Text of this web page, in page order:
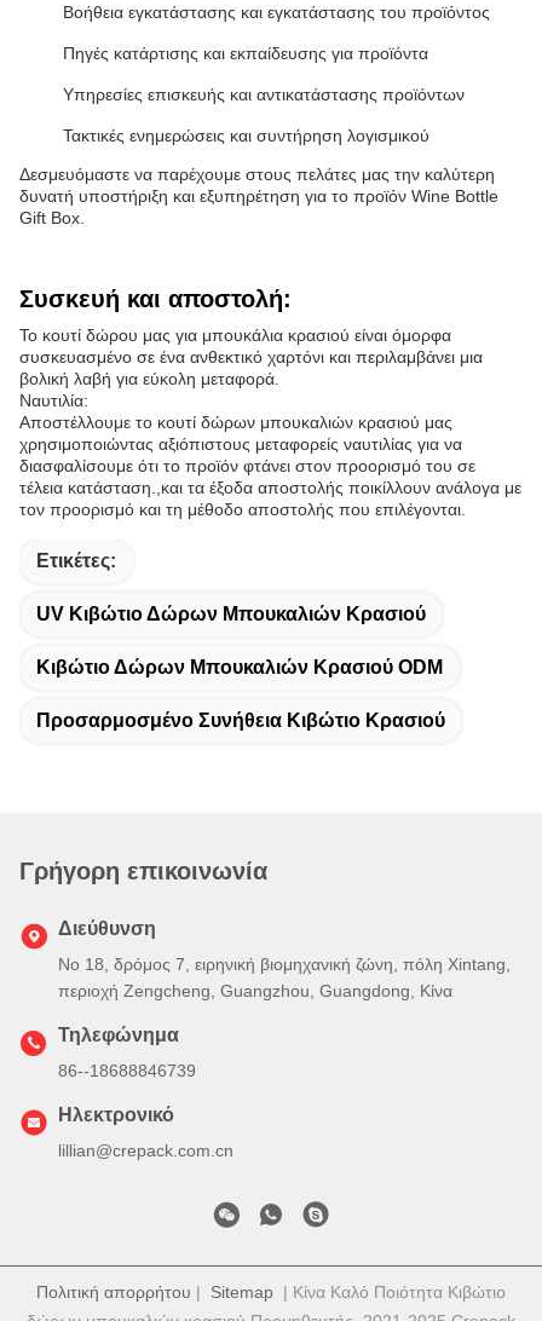
Βοήθεια εγκατάστασης και εγκατάστασης του προϊόντος
Πηγές κατάρτισης και εκπαίδευσης για προϊόντα
Υπηρεσίες επισκευής και αντικατάστασης προϊόντων
Τακτικές ενημερώσεις και συντήρηση λογισμικού
Δεσμευόμαστε να παρέχουμε στους πελάτες μας την καλύτερη
δυνατή υποστήριξη και εξυπηρέτηση για το προϊόν Wine Bottle
Gift Box.
Συσκευή και αποστολή:
Το κουτί δώρου μας για μπουκάλια κρασιού είναι όμορφα
συσκευασμένο σε ένα ανθεκτικό χαρτόνι και περιλαμβάνει μια
βολική λαβή για εύκολη μεταφορά.
Ναυτιλία:
Αποστέλλουμε το κουτί δώρων μπουκαλιών κρασιού μας
χρησιμοποιώντας αξιόπιστους μεταφορείς ναυτιλίας για να
διασφαλίσουμε ότι το προϊόν φτάνει στον προορισμό του σε
τέλεια κατάσταση.,και τα έξοδα αποστολής ποικίλλουν ανάλογα με
τον προορισμό και τη μέθοδο αποστολής που επιλέγονται.
Ετικέτες:
UV Κιβώτιο Δώρων Μπουκαλιών Κρασιού
Κιβώτιο Δώρων Μπουκαλιών Κρασιού ODM
Προσαρμοσμένο Συνήθεια Κιβώτιο Κρασιού
Γρήγορη επικοινωνία
Διεύθυνση
Νο 18, δρόμος 7, ειρηνική βιομηχανική ζώνη, πόλη Xintang,
περιοχή Zengcheng, Guangzhou, Guangdong, Κίνα
Τηλεφώνημα
86--18688846739
Ηλεκτρονικό
lillian@crepack.com.cn
Πολιτική απορρήτου | Sitemap | Κίνα Καλό Ποιότητα Κιβώτιο